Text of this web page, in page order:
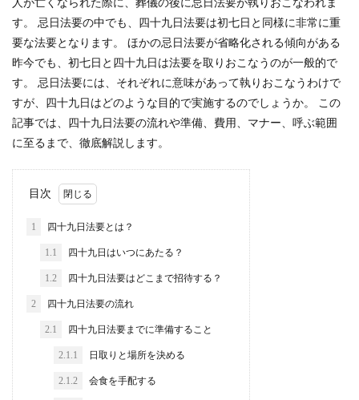
人が亡くなられた際に、葬儀の後に忌日法要が執りおこなわれま
す。 忌日法要の中でも、四十九日法要は初七日と同様に非常に重
要な法要となります。 ほかの忌日法要が省略化される傾向がある
昨今でも、初七日と四十九日は法要を取りおこなうのが一般的で
す。
忌日法要には、それぞれに意味があって執りおこなうわけで
すが、四十九日はどのような目的で実施するのでしょうか。 この
記事では、四十九日法要の流れや準備、費用、マナー、呼ぶ範囲
に至るまで、徹底解説します。
目次
1 四十九日法要とは？
1.1 四十九日はいつにあたる？
1.2 四十九日法要はどこまで招待する？
2 四十九日法要の流れ
2.1 四十九日法要までに準備すること
2.1.1 日取りと場所を決める
2.1.2 会食を手配する